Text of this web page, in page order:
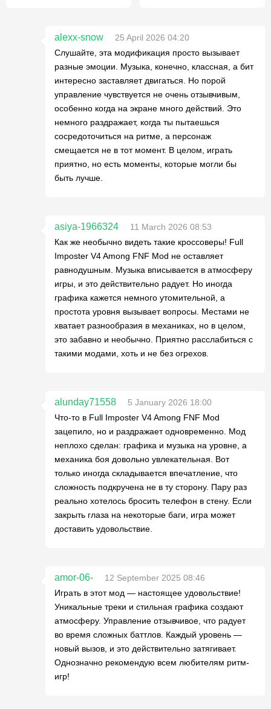
alexx-snow
25 April 2026 04:20
Слушайте, эта модификация просто вызывает
разные эмоции. Музыка, конечно, классная, а бит
интересно заставляет двигаться. Но порой
управление чувствуется не очень отзывчивым,
особенно когда на экране много действий. Это
немного раздражает, когда ты пытаешься
сосредоточиться на ритме, а персонаж
смещается не в тот момент. В целом, играть
приятно, но есть моменты, которые могли бы
быть лучше.
asiya-1966324
11 March 2026 08:53
Как же необычно видеть такие кроссоверы! Full
Imposter V4 Among FNF Mod не оставляет
равнодушным. Музыка вписывается в атмосферу
игры, и это действительно радует. Но иногда
графика кажется немного утомительной, а
простота уровня вызывает вопросы. Местами не
хватает разнообразия в механиках, но в целом,
это забавно и необычно. Приятно расслабиться с
такими модами, хоть и не без огрехов.
alunday71558
5 January 2026 18:00
Что-то в Full Imposter V4 Among FNF Mod
зацепило, но и раздражает одновременно. Мод
неплохо сделан: графика и музыка на уровне, а
механика боя довольно увлекательная. Вот
только иногда складывается впечатление, что
сложность подкручена не в ту сторону. Пару раз
реально хотелось бросить телефон в стену. Если
закрыть глаза на некоторые баги, игра может
доставить удовольствие.
amor-06-
12 September 2025 08:46
Играть в этот мод — настоящее удовольствие!
Уникальные треки и стильная графика создают
атмосферу. Управление отзывчивое, что радует
во время сложных баттлов. Каждый уровень —
новый вызов, и это действительно затягивает.
Однозначно рекомендую всем любителям ритм-
игр!